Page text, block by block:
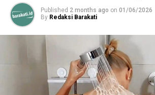
Published 2 months ago on 01/06/2026
By Redaksi Barakati